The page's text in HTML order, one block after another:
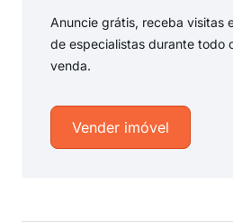
Anuncie grátis, receba visitas
de especialistas durante todo
venda.
Vender imóvel